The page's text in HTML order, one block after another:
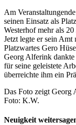
Am
seinen Einsatz als
Westerhof mehr als
Jetzt legte er sein Amt
Platzwartes Gero
Georg Alferink dankte
für seine geleistete
überreichte ihm ein
Das Foto zeigt Georg
Foto: K.W.
Neuigkeit